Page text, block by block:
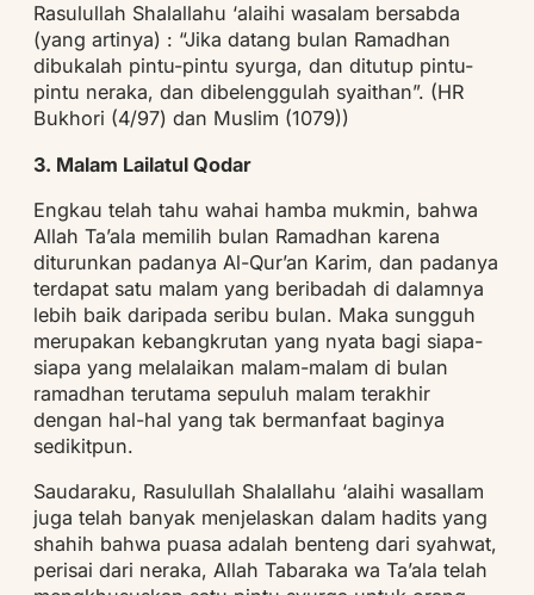
Rasulullah Shalallahu ‘alaihi wasalam bersabda
(yang artinya) : “Jika datang bulan Ramadhan
dibukalah pintu-pintu syurga, dan ditutup pintu-
pintu neraka, dan dibelenggulah syaithan”. (HR
Bukhori (4/97) dan Muslim (1079))
3. Malam Lailatul Qodar
Engkau telah tahu wahai hamba mukmin, bahwa
Allah Ta’ala memilih bulan Ramadhan karena
diturunkan padanya Al-Qur’an Karim, dan padanya
terdapat satu malam yang beribadah di dalamnya
lebih baik daripada seribu bulan. Maka sungguh
merupakan kebangkrutan yang nyata bagi siapa-
siapa yang melalaikan malam-malam di bulan
ramadhan terutama sepuluh malam terakhir
dengan hal-hal yang tak bermanfaat baginya
sedikitpun.
Saudaraku, Rasulullah Shalallahu ‘alaihi wasallam
juga telah banyak menjelaskan dalam hadits yang
shahih bahwa puasa adalah benteng dari syahwat,
perisai dari neraka, Allah Tabaraka wa Ta’ala telah